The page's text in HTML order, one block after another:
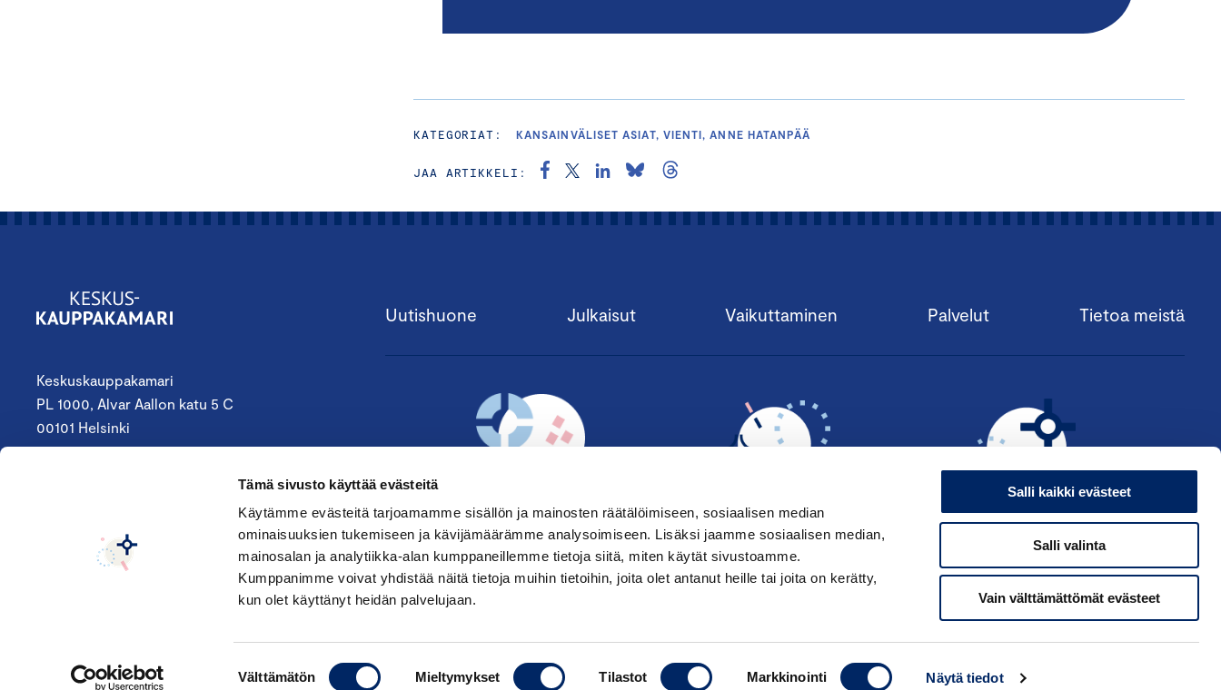
Tämä sivusto käyttää evästeitä
Käytämme evästeitä tarjoamamme sisällön ja mainosten räätälöimiseen, sosiaalisen median
ominaisuuksien tukemiseen ja kävijämäärämme analysoimiseen. Lisäksi jaamme sosiaalisen median,
mainosalan ja analytiikka-alan kumppaneillemme tietoja siitä, miten käytät sivustoamme.
Kumppanimme voivat yhdistää näitä tietoja muihin tietoihin, joita olet antanut heille tai joita on kerätty,
kun olet käyttänyt heidän palvelujaan.
Välttämätön Mieltymykset Tilastot Markkinointi Näytä tiedot
Salli kaikki evästeet
Salli valinta
Vain välttämättömät evästeet
KATEGORIAT: KANSAINVÄLISET ASIAT, VIENTI, ANNE HATANPÄÄ
JAA ARTIKKELI:
Keskuskauppakamari
PL 1000, Alvar Aallon katu 5 C
00101 Helsinki
keskuskauppakamari@chamber.fi
Seuraa meitä:
Uutishuone Julkaisut Vaikuttaminen Palvelut Tietoa meistä
TILAA UUTISKIRJE › LIITY JÄSENEKSI › HAE ANSIOMERKKIÄ ›